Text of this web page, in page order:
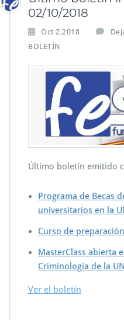
02/10/2018
Oct 2,2018
BOLETÍN
Último boletín emitido
Programa de Becas
universitarios en la
Curso de
MasterClass abierta
Criminología de la
Ver el boletín